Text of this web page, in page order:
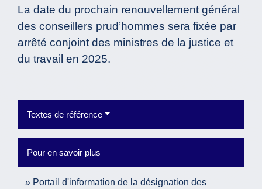
La date du prochain renouvellement général
des conseillers prud’hommes sera fixée par
arrêté conjoint des ministres de la justice et
du travail en 2025.
Textes de référence
Pour en savoir plus
Portail d'information de la désignation des